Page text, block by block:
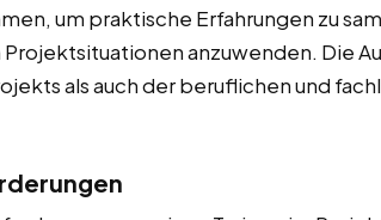
um praktische Erfahrungen zu
Projektsituationen anzuwenden. Die
als auch der beruflichen und